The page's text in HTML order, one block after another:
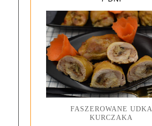
FASZEROWANE UDKA
KURCZAKA